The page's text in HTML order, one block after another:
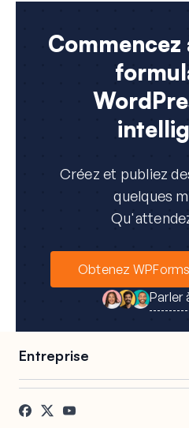
Commencez
Créez et publiez
quelques
Obtenez
Parler
Entreprise
Carrières
Témoignages